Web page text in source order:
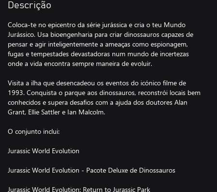
Descrição
Coloca-te no epicentro da série jurássica e cria o teu Mundo
Jurássico. Usa bioengenharia para criar dinossauros capazes de
pensar e agir inteligentemente a ameaças como espionagem,
fugas e tempestades devastadoras num mundo de incertezas
onde a vida encontra sempre maneira de evoluir.
Visita a ilha que desencadeou os eventos do icónico filme de
1993. Conquista o parque aos dinossauros, reconstrói locais bem
conhecidos e supera desafios com a ajuda dos doutores Alan
Grant, Ellie Sattler e Ian Malcolm.
O conjunto inclui:
Jurassic World Evolution
Jurassic World Evolution - Pacote Deluxe de Dinossauros